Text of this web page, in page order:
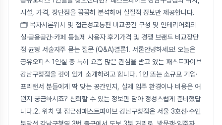
시설, 가격, 장단점을 꼼꼼히 분석하여 실질적 정보만 제공합니다.
🗂 목차서론위치 및 접근성교통편 비교공간 구성 및 인테리어회의
실·공용공간·카페 등실제 사용자 후기가격 및 경쟁 브랜드 비교장단
점 균형 서술자주 묻는 질문 (Q&A)결론1. 서론안녕하세요! 오늘은
공유오피스 1인실 중 특히 요즘 많은 관심을 받고 있는 패스트파이브
강남구청점을 깊이 있게 소개하려고 합니다. 1인 또는 소규모 기업·
프리랜서 분들에게 딱 맞는 공간인지, 실제 입주 환경이나 비용은 어
떤지 궁금하시죠? 신뢰할 수 있는 정보만 담아 정성스럽게 준비했답
니다.2. 위치 및 접근성패스트파이브 강남구청점은 서울 3호선·수인